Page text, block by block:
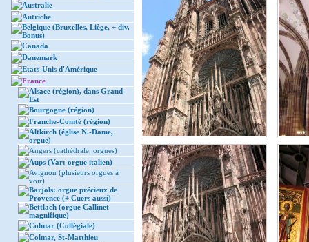
Australie
Autriche
Belgique (Bruxelles, Liège, + div.
Bonus)
Canada
Danemark
Etats-Unis d'Amérique
France
Alsace (région), dans Grand
Est
Bourgogne (région)
Franche-Comté (région)
Altkirch (église N.-Dame,
orgue)
Angers (cathédrale, orgues)
Aups (Var: orgue italien)
Avignon (plusieurs orgues à
voir)
Barjols: orgue précieux de
Provence (+ Cuers aussi)
Bettlach (orgue Callinet
magnifique)
Colmar (Collégiale)
Colmar, St-Matthieu